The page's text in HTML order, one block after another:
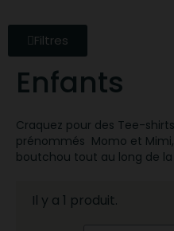
Filtres
Enfants
Craquez pour des Tee-
prénommés Momo et
boutchou tout au long de
Il y a 1 produit.